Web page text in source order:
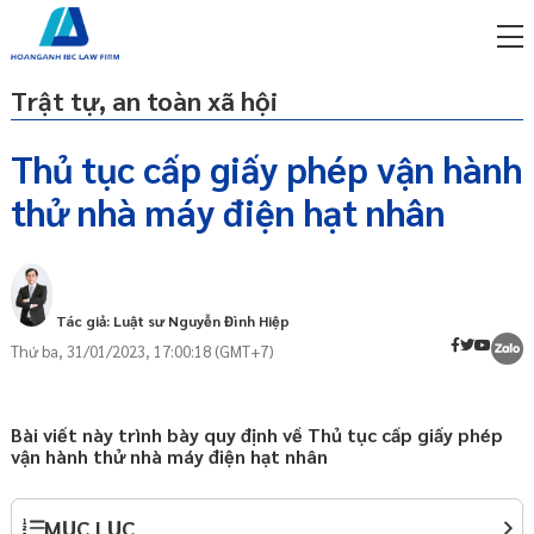
Trật tự, an toàn xã hội
Thủ tục cấp giấy phép vận hành
thử nhà máy điện hạt nhân
Tác giả: Luật sư Nguyễn Đình Hiệp
Thứ ba, 31/01/2023, 17:00:18 (GMT+7)
Bài viết này trình bày quy định về Thủ tục cấp giấy phép
vận hành thử nhà máy điện hạt nhân
MỤC LỤC
Căn cứ pháp lý
vận hành thử
Thẩm quyền cấp phép
phí qua zalo
ty/doanh nghiệp
gói
phí qua zalo
ty/doanh nghiệp
gói
ty/doanh nghiệp
gói